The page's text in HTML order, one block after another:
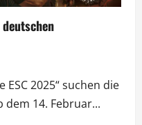
2025“ suchen die
dem 14. Februar...